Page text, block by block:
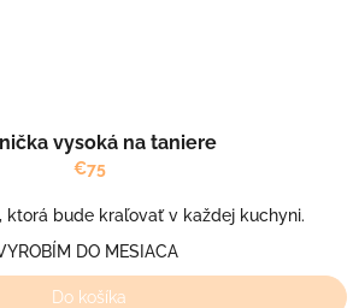
vysoká na taniere
€75
ktorá bude kraľovať v každej kuchyni.
DO MESIACA
Do košíka